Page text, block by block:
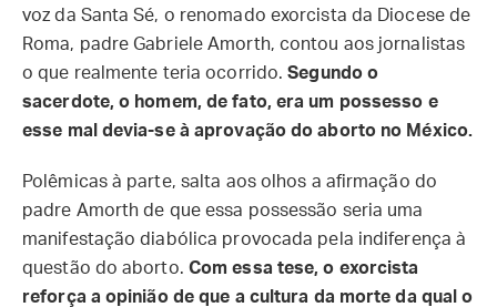
voz da Santa Sé, o renomado exorcista da Diocese de
Roma, padre Gabriele Amorth, contou aos jornalistas
o que realmente teria ocorrido.Segundo o
sacerdote, o homem, de fato, era um possesso e
esse mal devia-se à aprovação do aborto no México.
Polêmicas à parte, salta aos olhos a afirmação do
padre Amorth de que essa possessão seria uma
manifestação diabólica provocada pela indiferença à
questão do aborto. Com essa tese, o exorcista
reforça a opinião de que a cultura da morte da qual o